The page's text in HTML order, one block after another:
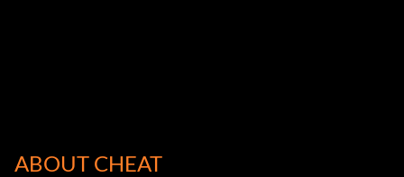
ABOUT CHEAT